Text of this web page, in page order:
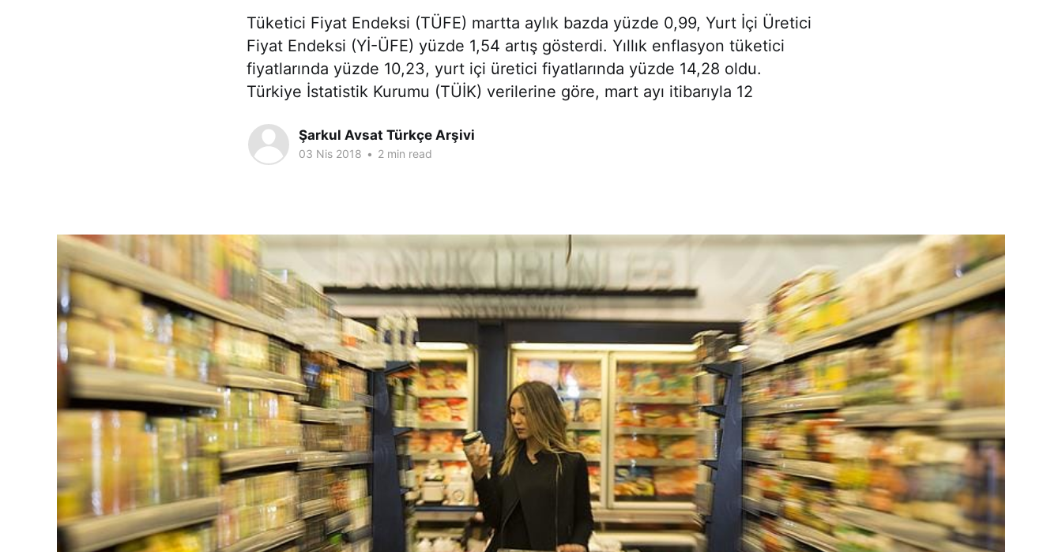
Tüketici Fiyat Endeksi (TÜFE) martta aylık bazda yüzde 0,99, Yurt İçi Üretici
Fiyat Endeksi (Yİ-ÜFE) yüzde 1,54 artış gösterdi. Yıllık enflasyon tüketici
fiyatlarında yüzde 10,23, yurt içi üretici fiyatlarında yüzde 14,28 oldu.
Türkiye İstatistik Kurumu (TÜİK) verilerine göre, mart ayı itibarıyla 12
Şarkul Avsat Türkçe Arşivi
03 Nis 2018 • 2 min read